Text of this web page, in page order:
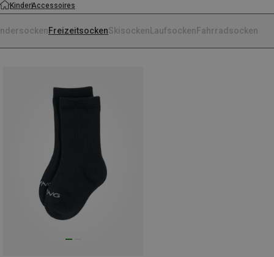
KinderAccessoires
FreizeitsockenSkisocken Laufsocken Fahrradsocken